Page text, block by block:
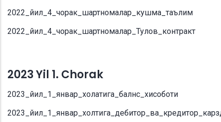
2022_йил_4_чорак_шартномалар_кушма_таълим
2022_йил_4_чорак_шартномалар_Тулов_контракт
2023 Yil 1. Chorak
2023_йил_1_январ_холатига_балнс_хисоботи